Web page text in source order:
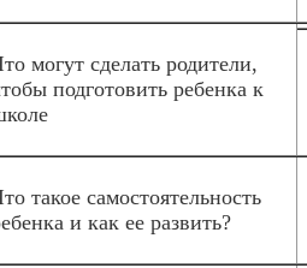
могут сделать родители,
подготовить ребенка к
такое самостоятельность
и как ее развить?